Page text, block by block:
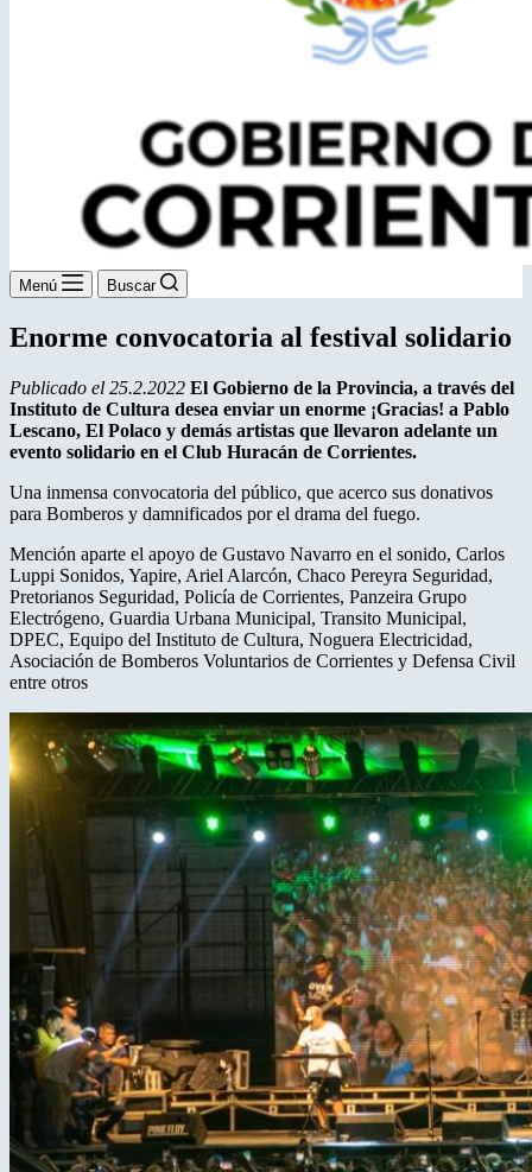
Menú Buscar
Enorme convocatoria al festival solidario
Publicado el 25.2.2022 El Gobierno de la Provincia, a través del
Instituto de Cultura desea enviar un enorme ¡Gracias! a Pablo
Lescano, El Polaco y demás artistas que llevaron adelante un
evento solidario en el Club Huracán de Corrientes.
Una inmensa convocatoria del público, que acerco sus donativos
para Bomberos y damnificados por el drama del fuego.
Mención aparte el apoyo de Gustavo Navarro en el sonido, Carlos
Luppi Sonidos, Yapire, Ariel Alarcón, Chaco Pereyra Seguridad,
Pretorianos Seguridad, Policía de Corrientes, Panzeira Grupo
Electrógeno, Guardia Urbana Municipal, Transito Municipal,
DPEC, Equipo del Instituto de Cultura, Noguera Electricidad,
Asociación de Bomberos Voluntarios de Corrientes y Defensa Civil
entre otros